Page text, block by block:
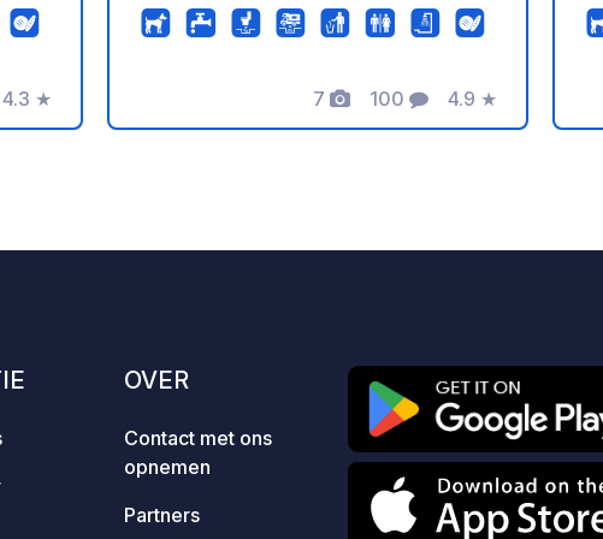
you
by
4.3
Beoordeling
★
bloemen, die je rust en ontspanning
bieden. Onze camping is met liefde
verwelkomen als thuiskomen. Voor ons
is gastvrijheid meer dan alleen een
7
Foto's
100
Commentaren
4.9
Beoordeling
★
OVER
Contact met ons
opnemen
Partners